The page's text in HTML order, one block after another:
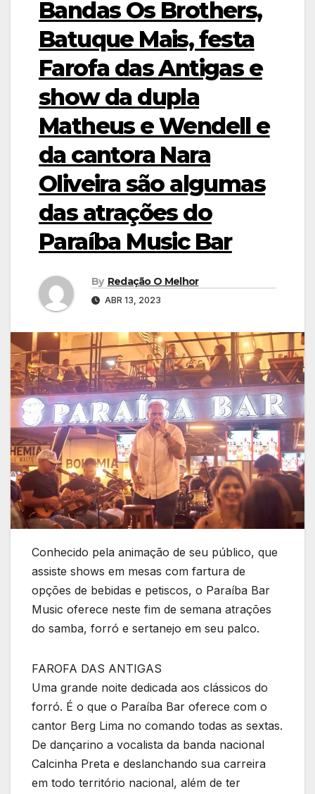
Bandas Os Brothers,
Batuque Mais, festa
Farofa das Antigas e
show da dupla
Matheus e Wendell e
da cantora Nara
Oliveira são algumas
das atrações do
Paraíba Music Bar
By Redação O Melhor
ABR 13, 2023
Conhecido pela animação de seu público, que
assiste shows em mesas com fartura de
opções de bebidas e petiscos, o Paraíba Bar
Music oferece neste fim de semana atrações
do samba, forró e sertanejo em seu palco.
FAROFA DAS ANTIGAS
Uma grande noite dedicada aos clássicos do
forró. É o que o Paraíba Bar oferece com o
cantor Berg Lima no comando todas as sextas.
De dançarino a vocalista da banda nacional
Calcinha Preta e deslanchando sua carreira
em todo território nacional, além de ter